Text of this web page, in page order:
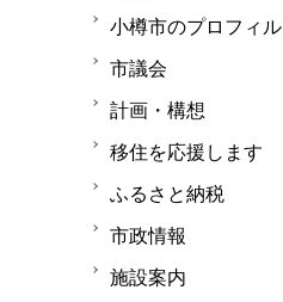
小樽市のプロフィル
市議会
計画・構想
移住を応援します
ふるさと納税
市政情報
施設案内